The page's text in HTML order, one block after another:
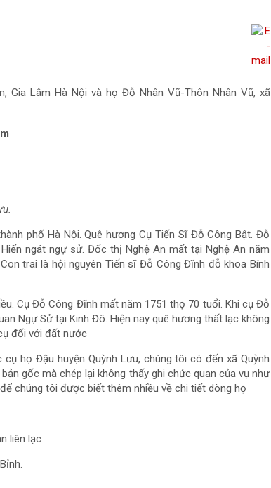
Lâm Hà Nội và họ Đỗ Nhân Vũ-Thôn Nhân Vũ, xã
phố Hà Nội. Quê hương Cụ Tiến Sĩ Đỗ Công Bật. Đỗ
ngát ngự sử. Đốc thị Nghệ An mất tại Nghệ An năm
trai là hội nguyên Tiến sĩ Đỗ Công Đĩnh đỗ khoa Bính
Cụ Đỗ Công Đĩnh mất năm 1751 thọ 70 tuổi. Khi cụ Đỗ
Ngự Sử tại Kinh Đô. Hiện nay quê hương thất lạc không
đối với đất nước
họ Đậu huyện Quỳnh Lưu, chúng tôi có đến xã Quỳnh
gốc mà chép lại không thấy ghi chức quan của vụ như
chúng tôi được biết thêm nhiều về chi tiết dòng họ
liên lạc